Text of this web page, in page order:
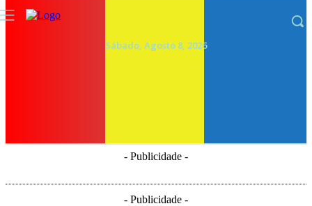
Sábado, Agosto 8, 2026
- Publicidade -
- Publicidade -